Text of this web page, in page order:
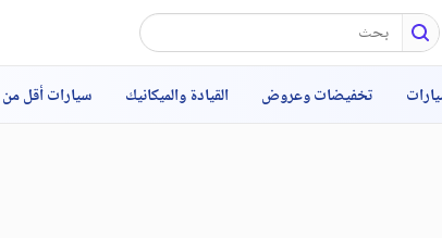
تخفيضات وعروض القيادة والميكانيك سيارات أقل من 3 سنوات